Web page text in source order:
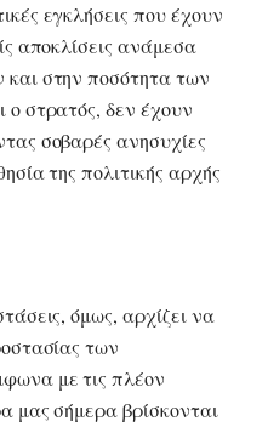
εγκλήσεις που έχουν
αποκλίσεις ανάμεσα
στην ποσότητα των
ο στρατός, δεν έχουν
σοβαρές ανησυχίες
της πολιτικής αρχής
όμως, αρχίζει να
των
με τις πλέον
μας σήμερα βρίσκονται